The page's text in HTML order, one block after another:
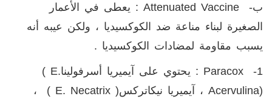
ب- Attenuated Vaccine : يعطى في الأعمار
الصغيرة لبناء مناعة ضد الكوكسيديا ، ولكن عيبه أنه
يسبب مقاومة لمضادات الكوكسيديا .
1-
Paracox : يحتوي على آيميريا أسرفولينا( E.
Acervulina) ، آيميريا نيكاتركس( ( E. Necatrix ،